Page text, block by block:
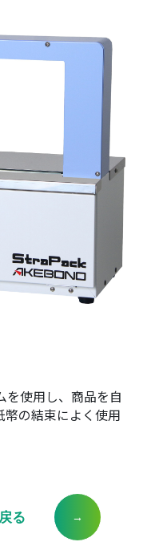
を使用し、商品を自
の結束によく使用
る